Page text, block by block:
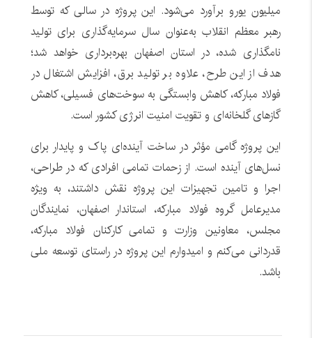
میلیون یورو برآورد می‌شود. این پروژه در سالی که توسط
رهبر معظم انقلاب به‌عنوان سال سرمایه‌گذاری برای تولید
نامگذاری شده، در استان اصفهان بهره‌برداری خواهد شد؛
هدف از این طرح، علاوه بر تولید برق، افزایش اشتغال در
فولاد مبارکه، کاهش وابستگی به سوخت‌های فسیلی، کاهش
گازهای گلخانه‌ای و تقویت امنیت انرژی کشور است.
این پروژه گامی مؤثر در ساخت آینده‌ای پاک و پایدار برای
نسل‌های آینده است. از زحمات تمامی افرادی که در طراحی،
اجرا و تامین تجهیزات این پروژه نقش داشتند، به ویژه
مدیرعامل گروه فولاد مبارکه، استاندار اصفهان، نمایندگان
مجلس، معاونین وزارت و تمامی کارکنان فولاد مبارکه،
قدردانی می‌کنم و امیدوارم این پروژه در راستای توسعه ملی
باشد.